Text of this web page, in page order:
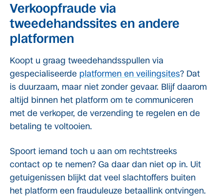
Verkoopfraude via
tweedehandssites en andere
platformen
Koopt u graag tweedehandsspullen via
gespecialiseerde platformen en veilingsites? Dat
is duurzaam, maar niet zonder gevaar. Blijf daarom
altijd binnen het platform om te communiceren
met de verkoper, de verzending te regelen en de
betaling te voltooien.
Spoort iemand toch u aan om rechtstreeks
contact op te nemen? Ga daar dan niet op in. Uit
getuigenissen blijkt dat veel slachtoffers buiten
het platform een frauduleuze betaallink ontvingen.